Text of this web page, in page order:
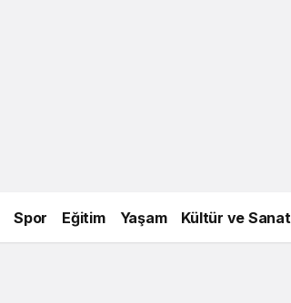
Spor Eğitim Yaşam Kültür ve Sanat